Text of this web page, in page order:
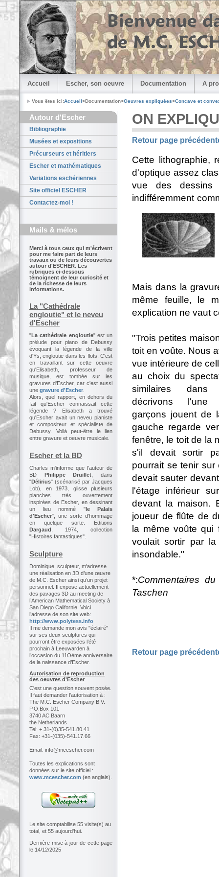
Accueil Escher, son oeuvre Documentation A
Vous êtes ici:Accueil>Documentation>Oeuvres expliquées>Concave et
Autour d'Escher
Bibliographie
Musées et expositions
Précurseurs et héritiers
Escher et mathématiques
Variations eschériennes
Site officiel ESCHER
Contactez-moi !
Mails & mélos
Merci à tous ceux qui m'écrivent
pour me faire part de leurs
travaux ou de leurs découvertes
autour d'ESCHER. Les
rubriques ci-dessous
témoignent de leur curiosité et
de la richesse de leurs
informations.
La "Cathédrale
engloutie" et le neveu
d'Escher
"La cathédrale engloutie" est un
prélude pour piano de Debussy
évoquant la légende de la ville
d'Ys, engloutie dans les flots. C'est
en travaillant sur cette oeuvre
qu'Elisabeth, professeur de
musique, est tombée sur les
gravures d'Escher, car c'est aussi
une gravure d'Escher
Alors, quel rapport, en dehors du
fait qu'Escher connaissait cette
légende ? Elisabeth a trouvé
qu'Escher avait un neveu pianiste
et compositeur et spécialiste de
Debussy. Voilà peut-être le lien
entre gravure et oeuvre musicale.
Escher et la BD
Charles m'informe que l'auteur de
BD
Philippe Druillet , dans
"Délirius" (scénarisé par Jacques
Lob), en 1973, glisse plusieurs
planches très ouvertement
inspirées de Escher, en dessinant
un lieu nommé "le Palais
d'Escher", une sorte d'hommage
en quelque sorte. Editions
Dargaud
, 1974, collection
"Histoires fantastiques".
Sculpture
Dominique, sculpteur, m'adresse
une réalisation en 3D d’une œuvre
de M.C. Escher ainsi qu’un projet
personnel. Il expose actuellement
des pavages 3D au meeting de
l’American Mathematical Society à
San Diego Californie. Voici
l’adresse de son site web:
http://www.polytess.info
Il me demande mon avis "éclairé"
sur ses deux sculptures qui
pourront être exposées l’été
prochain à Leeuwarden à
l’occasion du 11Oème anniversaire
de la naissance d’Escher.
Autorisation de reproduction
des oeuvres d'Escher
C'est une question souvent posée.
Il faut demander l'autorisation à :
The M.C. Escher Company B.V.
P.O.Box 101
3740 AC Baarn
the Netherlands
Tel: + 31-(0)35-541.80.41
Fax: +31-(035)-541.17.66
Email: info@mcescher.com
Toutes les explications sont
données sur le site officiel :
www.mcescher.com (en anglais).
Le site comptabilise 55 visite(s) au
total, et 55 aujourd'hui.
Dernière mise à jour de cette page
le 14/12/2025
ON
Retour page
Cette lithographie,
d'optique assez
vue des dessins
indifféremment
Mais dans la
même feuille, le
explication ne vaut
"Trois petites
toit en voûte. Nous
vue intérieure de
au choix du
similaires
décrivons l'une
garçons jouent de
gauche regarde
fenêtre, le toit de la
s'il devait sortir
pourrait se tenir
devait sauter
l'étage inférieur
devant la maison.
joueur de flûte de
la même voûte
voulait sortir par
insondable."
*:Commentaires
Taschen
Retour page